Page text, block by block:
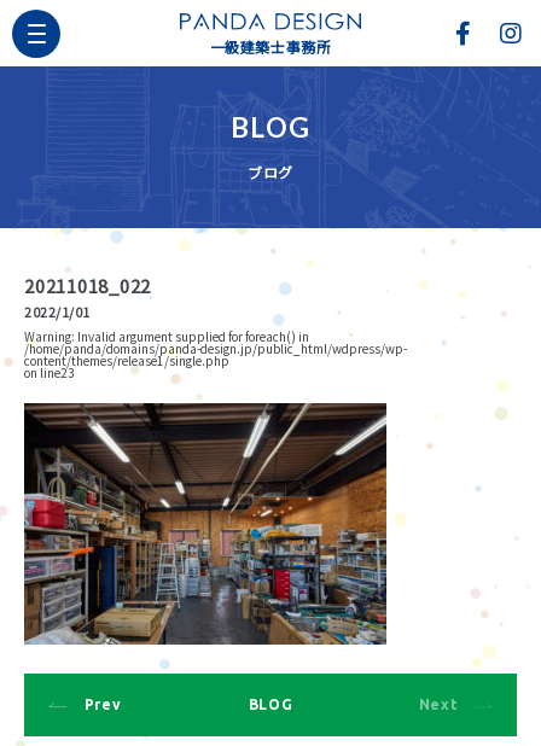
一級建築士事務所
BLOG
ブログ
20211018_022
2022/1/01
Warning: Invalid argument supplied for foreach() in
/home/panda/domains/panda-design.jp/public_html/wdpress/wp-
content/themes/release1/single.php
on line23
Prev BLOG Next